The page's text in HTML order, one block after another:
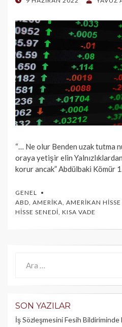
“… Ne olur Benden uzak tutma
oraya yetişir elin
korur ancak” Abdülbaki Kömür
GENEL
ABD, AMERIKA, AMERIKAN HISSE
HISSE SENEDI, KISA VADE
SON YAZILAR
İş Sözleşmesini Fesih